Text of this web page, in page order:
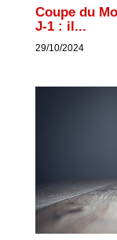
Coupe du
J-1 : il...
29/10/2024